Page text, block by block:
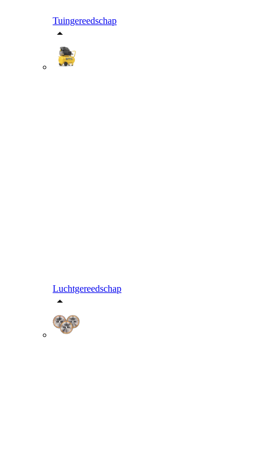
Tuingereedschap
Luchtgereedschap